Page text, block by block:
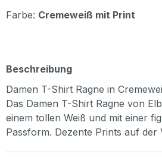
Farbe: Cremeweiß mit Print
Beschreibung
Damen T-Shirt Ragne in
Das Damen T-Shirt Ragne von
einem tollen Weiß und mit einer
Passform. Dezente Prints auf